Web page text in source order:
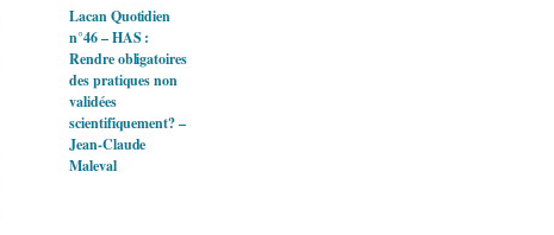
Lacan Quotidien
n°46 – HAS :
Rendre obligatoires
des pratiques non
validées
scientifiquement? –
Jean-Claude
Maleval